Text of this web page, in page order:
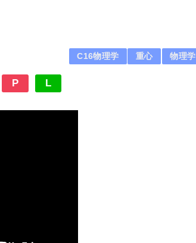
C16物理学 重心 物理学
P L